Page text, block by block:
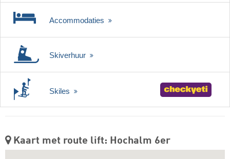
Accommodaties
Skiverhuur
Skiles
Kaart met route lift: Hochalm 6er